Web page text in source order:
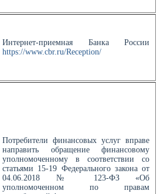
Интернет-приемная Банка России
https://www.cbr.ru/Reception/
Потребители финансовых услуг вправе
направить обращение финансовому
уполномоченному в соответствии со
статьями 15-19 Федерального закона от
04.06.2018 № 123-ФЗ «Об
уполномоченном по правам